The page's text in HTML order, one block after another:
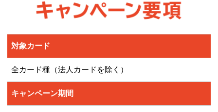
対象カード
全カード種（法人カードを除く）
キャンペーン期間